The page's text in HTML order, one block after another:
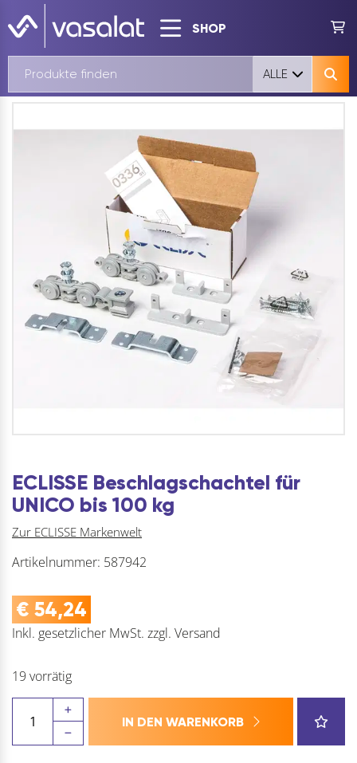
SHOP
ALLE
ECLISSE Beschlagschachtel für
UNICO bis 100 kg
Zur ECLISSE Markenwelt
Artikelnummer: 587942
€ 54,24
Inkl. gesetzlicher MwSt. zzgl. Versand
19 vorrätig
Beschlagschachtel
für
IN DEN WARENKORB